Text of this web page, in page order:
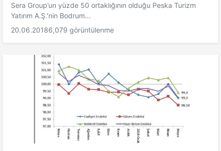
Sera Group’un yüzde 50 ortaklığının olduğu Peska Turizm
Yatırım A.Ş.'nin Bodrum...
20.06.20186,079 görüntülenme